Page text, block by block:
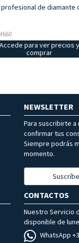
de diamante
Accede para ver precios y
comprar
NEWSLETTER
Para suscribirte
confirmar tus
Siempre podrás
momento.
CONTACTOS
Nuestro Servicio
disponible de
WhatsApp